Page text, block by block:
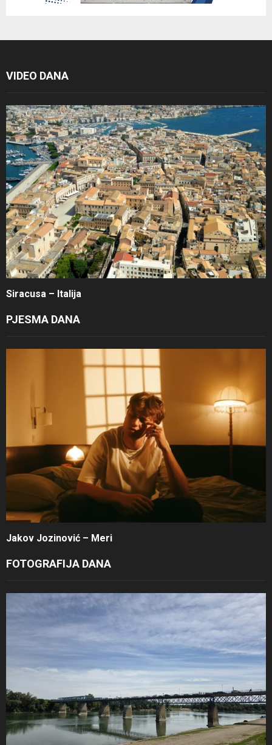
VIDEO DANA
Siracusa – Italija
PJESMA DANA
Jakov Jozinović – Meri
FOTOGRAFIJA DANA